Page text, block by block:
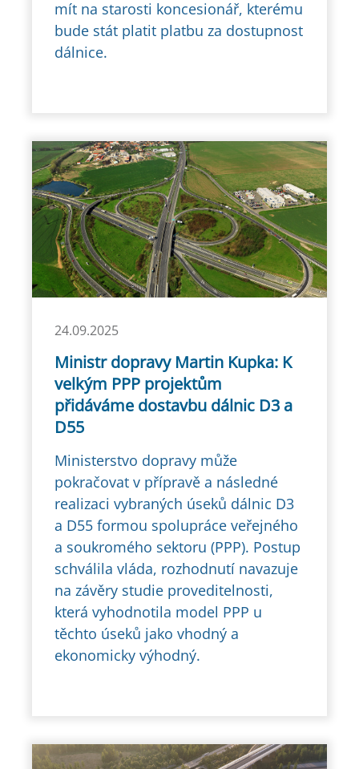
mít na starosti koncesionář, kterému
bude stát platit platbu za dostupnost
dálnice.
24.09.2025
Ministr dopravy Martin Kupka: K
velkým PPP projektům
přidáváme dostavbu dálnic D3 a
D55
Ministerstvo dopravy může
pokračovat v přípravě a následné
realizaci vybraných úseků dálnic D3
a D55 formou spolupráce veřejného
a soukromého sektoru (PPP). Postup
schválila vláda, rozhodnutí navazuje
na závěry studie proveditelnosti,
která vyhodnotila model PPP u
těchto úseků jako vhodný a
ekonomicky výhodný.